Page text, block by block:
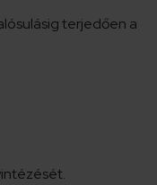
terjedően a